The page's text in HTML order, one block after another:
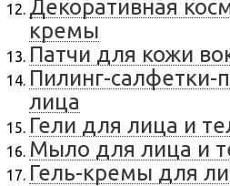
Декоративная
кремы
Патчи для кожи
Пилинг-салфетки-
лица
Гели для лица и
Мыло для лица и
Гель-кремы для